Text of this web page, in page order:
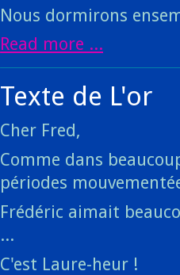
Nous dormirons
Read more ...
Texte de L'or
Cher Fred,
Comme dans
périodes
Frédéric aimait
...
C'est Laure-heur !